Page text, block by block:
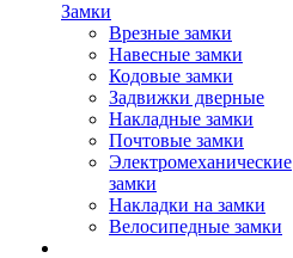
Замки
Врезные замки
Навесные замки
Кодовые замки
Задвижки дверные
Накладные замки
Почтовые замки
Электромеханические
замки
Накладки на замки
Велосипедные замки